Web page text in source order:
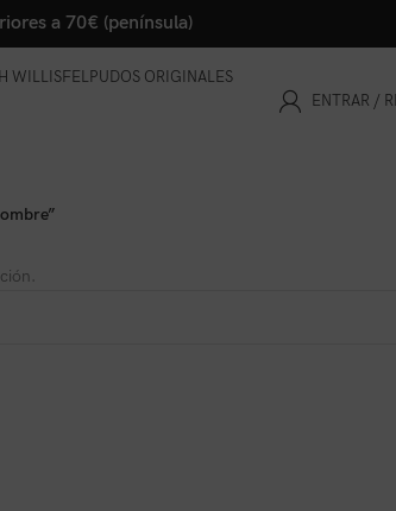
a 70€ (península)
WILLISFELPUDOS ORIGINALES
ENTRAR /